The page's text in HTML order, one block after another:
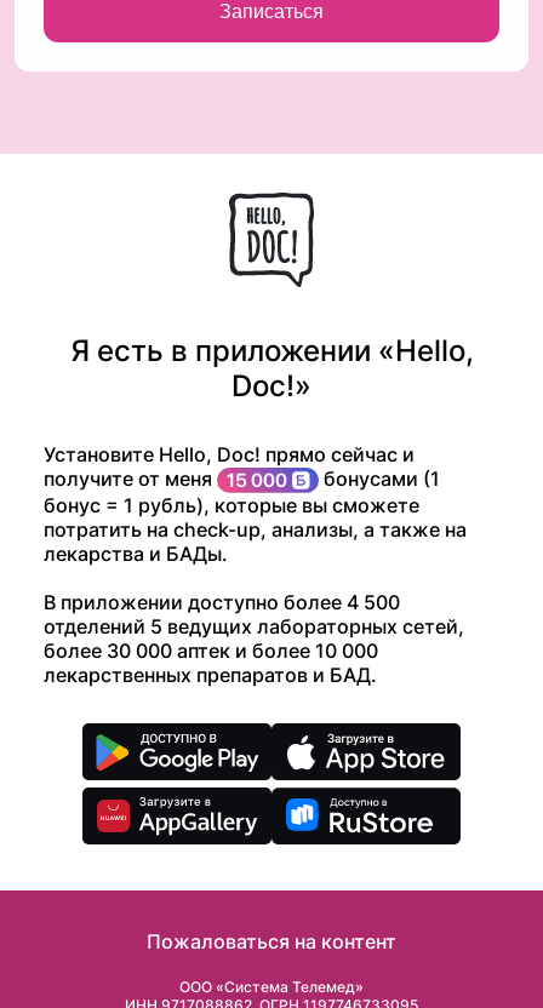
Записаться
Я есть в приложении «Hello,
Doc!»
Установите Hello, Doc! прямо сейчас и
получите от меня
бонусами (1
бонус = 1 рубль), которые вы сможете
потратить на check-up, анализы, а также на
лекарства и БАДы.
В приложении доступно более 4 500
отделений 5 ведущих лабораторных сетей,
более 30 000 аптек и более 10 000
лекарственных препаратов и БАД.
Пожаловаться на контент
ООО «Система Телемед»